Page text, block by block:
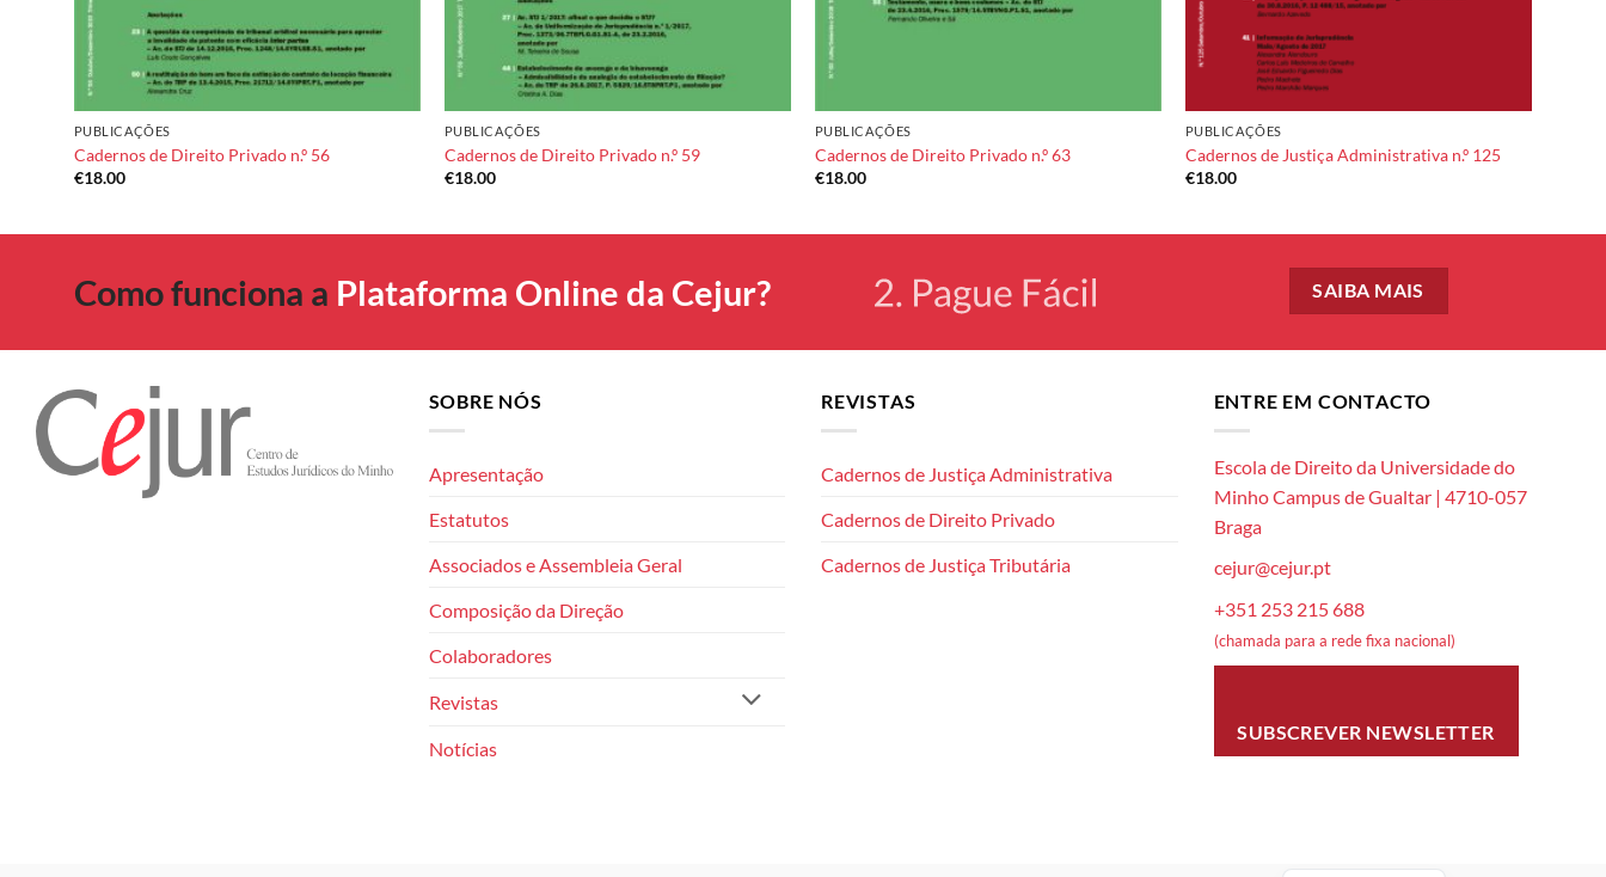
PUBLICAÇÕES
Cadernos de Direito Privado n.º 56
€18.00
PUBLICAÇÕES
Cadernos de Direito Privado n.º 59
€18.00
PUBLICAÇÕES
Cadernos de Direito Privado n.º 63
€18.00
PUBLICAÇÕES
Cadernos de Justiça Administrativa n.º 125
€18.00
Como funciona a Plataforma Online da Cejur? SAIBA MAIS
SOBRE NÓS
Apresentação
Estatutos
Associados e Assembleia Geral
Composição da Direção
Colaboradores
Revistas
Notícias
REVISTAS
Cadernos de Justiça Administrativa
Cadernos de Direito Privado
Cadernos de Justiça Tributária
ENTRE EM CONTACTO
Escola de Direito da Universidade do
Minho Campus de Gualtar | 4710-057
Braga
cejur@cejur.pt
+351 253 215 688
(chamada para a rede fixa nacional)
SUBSCREVER NEWSLETTER